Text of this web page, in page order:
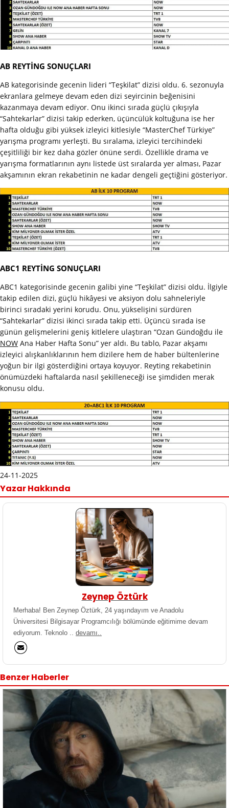
AB REYTİNG SONUÇLARI
AB kategorisinde gecenin lideri “Teşkilat” dizisi oldu. 6. sezonuyla
ekranlara gelmeye devam eden dizi seyircinin beğenisini
kazanmaya devam ediyor. Onu ikinci sırada güçlü çıkışıyla
“Sahtekarlar” dizisi takip ederken, üçüncülük koltuğuna ise her
hafta olduğu gibi yüksek izleyici kitlesiyle “MasterChef Türkiye”
yarışma programı yerleşti. Bu sıralama, izleyici tercihindeki
çeşitliliği bir kez daha gözler önüne serdi. Özellikle drama ve
yarışma formatlarının aynı listede üst sıralarda yer alması, Pazar
akşamının ekran rekabetinin ne kadar dengeli geçtiğini gösteriyor.
ABC1 REYTİNG SONUÇLARI
ABC1 kategorisinde gecenin galibi yine “Teşkilat” dizisi oldu. İlgiyle
takip edilen dizi, güçlü hikâyesi ve aksiyon dolu sahneleriyle
birinci sıradaki yerini korudu. Onu, yükselişini sürdüren
“Sahtekarlar” dizisi ikinci sırada takip etti. Üçüncü sırada ise
günün gelişmelerini geniş kitlelere ulaştıran “Ozan Gündoğdu ile
NOW Ana Haber Hafta Sonu” yer aldı. Bu tablo, Pazar akşamı
izleyici alışkanlıklarının hem dizilere hem de haber bültenlerine
yoğun bir ilgi gösterdiğini ortaya koyuyor. Reyting rekabetinin
önümüzdeki haftalarda nasıl şekilleneceği ise şimdiden merak
konusu oldu.
24-11-2025
Yazar Hakkında
Zeynep Öztürk
Merhaba! Ben Zeynep Öztürk, 24 yaşındayım ve Anadolu
Üniversitesi Bilgisayar Programcılığı bölümünde eğitimime devam
ediyorum. Teknolo .. devamı..
Benzer Haberler